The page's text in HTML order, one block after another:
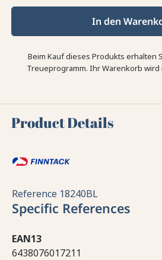
In den
Beim Kauf dieses Produkts erhalten
Treueprogramm. Ihr Warenkorb wird
Product Details
Reference 18240BL
Specific References
EAN13
6438076017211